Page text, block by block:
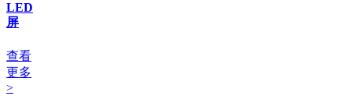
LED
屏
查看
更多
>